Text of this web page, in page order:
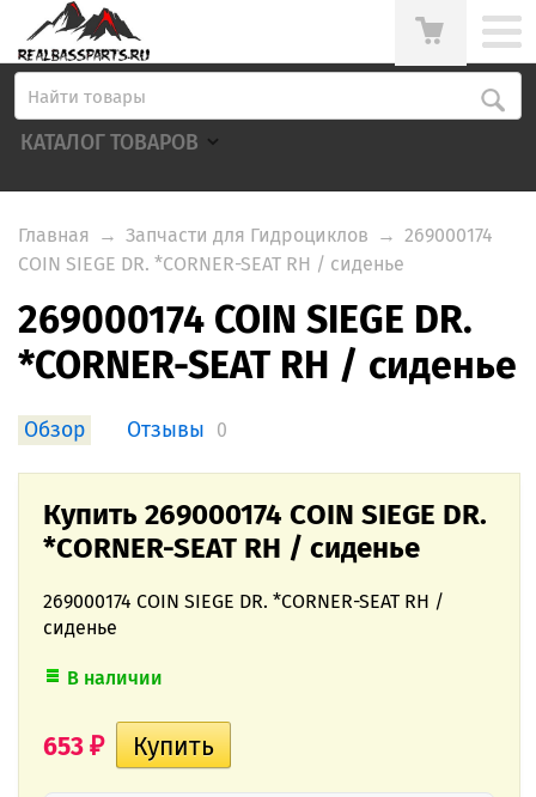
КАТАЛОГ ТОВАРОВ
Главная → Запчасти для Гидроциклов → 269000174
COIN SIEGE DR. *CORNER-SEAT RH / сиденье
269000174 COIN SIEGE DR.
*CORNER-SEAT RH / сиденье
Обзор Отзывы 0
Купить 269000174 COIN SIEGE DR.
*CORNER-SEAT RH / сиденье
269000174 COIN SIEGE DR. *CORNER-SEAT RH /
сиденье
В наличии
653 ₽